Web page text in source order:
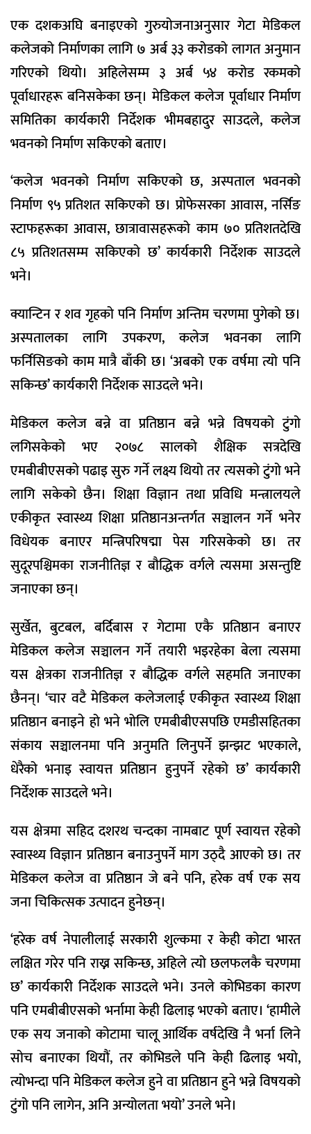
एक दशकअघि बनाइएको गुरुयोजनाअनुसार गेटा मेडिकल
कलेजको निर्माणका लागि ७ अर्ब ३३ करोडको लागत अनुमान
गरिएको थियो। अहिलेसम्म ३ अर्ब ५४ करोड रकमको
पूर्वाधारहरू बनिसकेका छन्। मेडिकल कलेज पूर्वाधार निर्माण
समितिका कार्यकारी निर्देशक भीमबहादुर साउदले, कलेज
भवनको निर्माण सकिएको बताए।
‘कलेज भवनको निर्माण सकिएको छ, अस्पताल भवनको
निर्माण ९५ प्रतिशत सकिएको छ। प्रोफेसरका आवास, नर्सिङ
स्टाफहरूका आवास, छात्रावासहरूको काम ७० प्रतिशतदेखि
८५ प्रतिशतसम्म सकिएको छ’ कार्यकारी निर्देशक साउदले
भने।
क्यान्टिन र शव गृहको पनि निर्माण अन्तिम चरणमा पुगेको छ।
अस्पतालका लागि उपकरण, कलेज भवनका लागि
फर्निसिङको काम मात्रै बाँकी छ। ‘अबको एक वर्षमा त्यो पनि
सकिन्छ’ कार्यकारी निर्देशक साउदले भने।
मेडिकल कलेज बन्ने वा प्रतिष्ठान बन्ने भन्ने विषयको टुंगो
लगिसकेको भए २०७८ सालको शैक्षिक सत्रदेखि
एमबीबीएसको पढाइ सुरु गर्ने लक्ष्य थियो तर त्यसको टुंगो भने
लागि सकेको छैन। शिक्षा विज्ञान तथा प्रविधि मन्त्रालयले
एकीकृत स्वास्थ्य शिक्षा प्रतिष्ठानअन्तर्गत सञ्चालन गर्ने भनेर
विधेयक बनाएर मन्त्रिपरिषद्मा पेस गरिसकेको छ। तर
सुदूरपश्चिमका राजनीतिज्ञ र बौद्धिक वर्गले त्यसमा असन्तुष्टि
जनाएका छन्।
सुर्खेत, बुटबल, बर्दिबास र गेटामा एकै प्रतिष्ठान बनाएर
मेडिकल कलेज सञ्चालन गर्ने तयारी भइरहेका बेला त्यसमा
यस क्षेत्रका राजनीतिज्ञ र बौद्धिक वर्गले सहमति जनाएका
छैनन्। ‘चार वटै मेडिकल कलेजलाई एकीकृत स्वास्थ्य शिक्षा
प्रतिष्ठान बनाइने हो भने भोलि एमबीबीएसपछि एमडीसहितका
संकाय सञ्चालनमा पनि अनुमति लिनुपर्ने झन्झट भएकाले,
धेरैको भनाइ स्वायत्त प्रतिष्ठान हुनुपर्ने रहेको छ’ कार्यकारी
निर्देशक साउदले भने।
यस क्षेत्रमा सहिद दशरथ चन्दका नामबाट पूर्ण स्वायत्त रहेको
स्वास्थ्य विज्ञान प्रतिष्ठान बनाउनुपर्ने माग उठ्दै आएको छ। तर
मेडिकल कलेज वा प्रतिष्ठान जे बने पनि, हरेक वर्ष एक सय
जना चिकित्सक उत्पादन हुनेछन्।
‘हरेक वर्ष नेपालीलाई सरकारी शुल्कमा र केही कोटा भारत
लक्षित गरेर पनि राख्न सकिन्छ, अहिले त्यो छलफलकै चरणमा
छ’ कार्यकारी निर्देशक साउदले भने। उनले कोभिडका कारण
पनि एमबीबीएसको भर्नामा केही ढिलाइ भएको बताए। ‘हामीले
एक सय जनाको कोटामा चालू आर्थिक वर्षदेखि नै भर्ना लिने
सोच बनाएका थियौं, तर कोभिडले पनि केही ढिलाइ भयो,
त्योभन्दा पनि मेडिकल कलेज हुने वा प्रतिष्ठान हुने भन्ने विषयको
टुंगो पनि लागेन, अनि अन्योलता भयो’ उनले भने।